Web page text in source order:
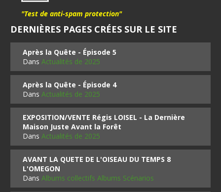
"Test de anti-spam protection"
DERNIÈRES PAGES CRÉES SUR LE SITE
Après la Quête - Épisode 5
DansActualités de 2025
Après la Quête - Épisode 4
DansActualités de 2025
EXPOSITION/VENTE Régis LOISEL - La Dernière
Maison Juste Avant la Forêt
DansActualités de 2025
AVANT LA QUETE DE L'OISEAU DU TEMPS 8
L'OMEGON
DansAlbums collectifs Albums Scénarios